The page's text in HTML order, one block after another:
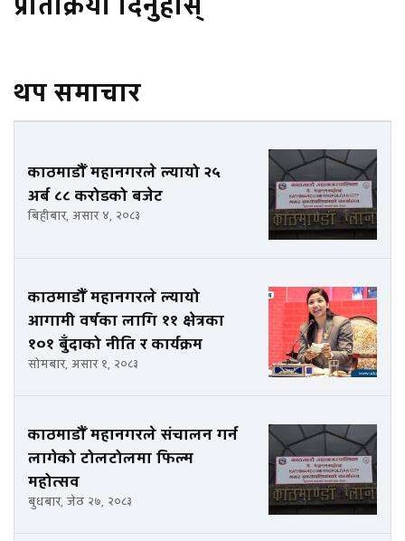
थप समाचार
काठमाडौँ महानगरले ल्यायो २५
अर्ब ८८ करोडको बजेट
बिहीबार, असार ४, २०८३
काठमाडौँ महानगरले ल्यायो
आगामी वर्षका लागि ११ क्षेत्रका
१०१ बुँदाको नीति र कार्यक्रम
सोमबार, असार १, २०८३
काठमाडौँ महानगरले संचालन गर्न
लागेको टोलटोलमा फिल्म
महोत्सव
बुधबार, जेठ २७, २०८३